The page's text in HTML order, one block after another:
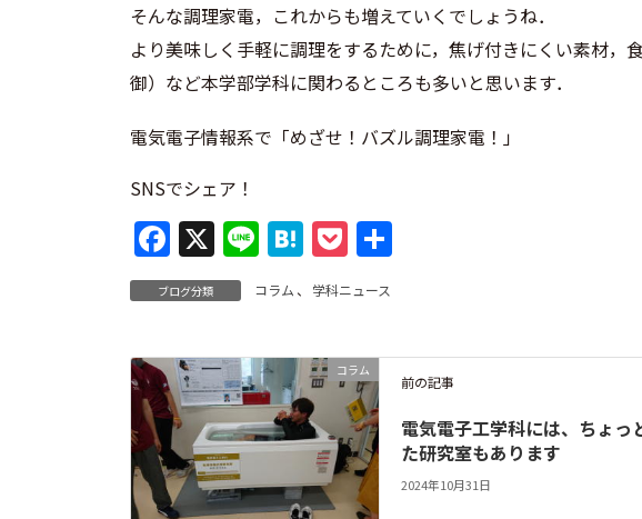
そんな調理家電，これからも増えていくでしょうね．
より美味しく手軽に調理をするために，焦げ付きにくい素材
御）など本学部学科に関わるところも多いと思います．
電気電子情報系で「めざせ！バズル調理家電！」
SNSでシェア！
F
a
c
e
b
o
o
k
X Li
n
e
H
at
e
n
a
P
o
c
k
et
ブログ分類 コラム 、 学科ニュース
コラム
前の記事
電気電子工学科には、ちょっ
た研究室もあります
2024年10月31日